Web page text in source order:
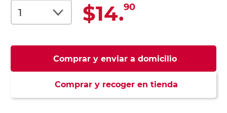
$14.90
Comprar y enviar a domicilio
Comprar y recoger en tienda